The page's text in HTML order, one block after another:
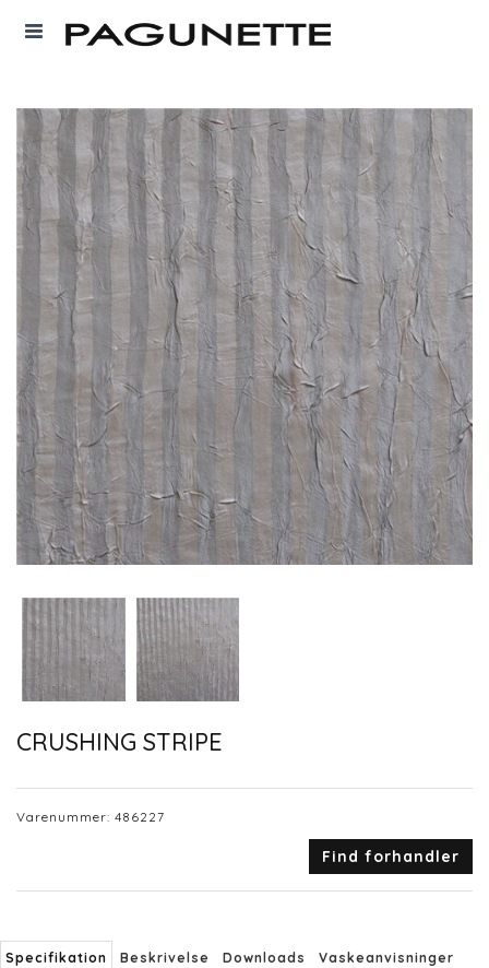
CRUSHING STRIPE
Varenummer: 486227
Find forhandler
Specifikation Beskrivelse Downloads Vaskeanvisninger